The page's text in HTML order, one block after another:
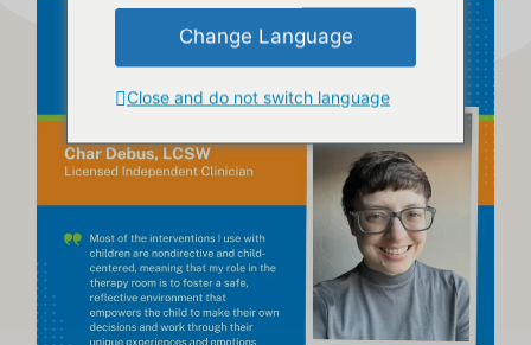
English
Change Language
Close and do not switch language